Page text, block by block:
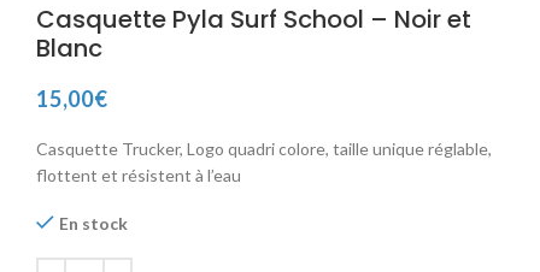
Casquette Pyla Surf School – Noir et
Blanc
15,00€
Casquette Trucker, Logo quadri colore, taille unique réglable,
flottent et résistent à l’eau
En stock